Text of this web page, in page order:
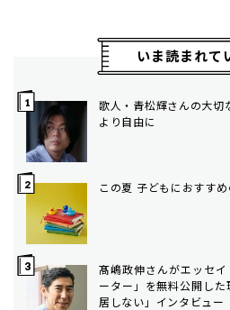
いま読まれて
歌人・青松輝さんの大
より自由に
この夏 子どもにおすすめ
髙嶋政伸さんがエッセ
ーター」を無料公開し
居しない」インタビュー